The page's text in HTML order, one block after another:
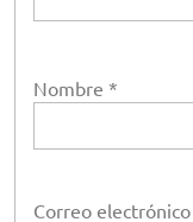
Nombre *
Correo electrónico